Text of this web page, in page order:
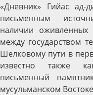
«Дневник» Гийас ад-
письменным
наличии оживленных
между государством
Шелковому пути в
известно также
письменный
мусульманском